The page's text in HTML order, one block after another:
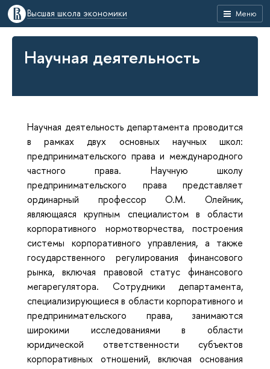
Меню
Высшая школа экономики
Научная деятельность
Научная деятельность департамента проводится
в рамках двух основных научных школ:
предпринимательского права и международного
частного права. Научную школу
предпринимательского права представляет
ординарный профессор О.М. Олейник,
являющаяся крупным специалистом в области
корпоративного нормотворчества, построения
системы корпоративного управления, а также
государственного регулирования финансового
рынка, включая правовой статус финансового
мегарегулятора. Сотрудники департамента,
специализирующиеся в области корпоративного и
предпринимательского права, занимаются
широкими исследованиями в области
юридической ответственности субъектов
корпоративных отношений, включая основания